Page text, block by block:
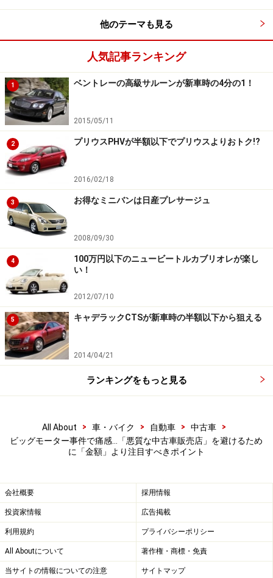
示が義務づけられるからです。これにより、消費者は最
初から「支払総額」だけで比較して中古車を選べるよう
になります。
また、販売店によってばらばらだった諸費用の内容も、
自動車公正取引協議会（公取協）により、これは車両本
体価格に含めろ、これは支払総額とは別にして消費者に
必要かどうか確認しろ、など細かく定められています。
つまり販売店は、見た目（車両本体価格）を下げておい
て消費者を引きつけ、内容のよくわからない諸費用で儲
ける、ということができなくなります。
ただし、経費と利益をどれだけ乗せるかといった値付け
や、この代行費用はこれくらい必要だという考え方は、
相変わらず販売店によって異なります。
このように、中古車の価格は販売店が決める部分が多い
のです。だからこそ「中古車選びはお店選び」というわ
けです。
「信頼できる販売店」を見つけるために
そもそも、中古車販売を含め、商売で最も大切なのは
の車は不当に高いんじゃないか」「事故車なんじゃない
か」などと疑われていては売れません。
にじった悪質な例ですが、当然それとは違い、まっとう
な商売をしている中古車販売店も多いのです。
そんな「信頼できる販売店」を見つけるためには、「複
数店に行って見積もりをもらい、比較検討する」ことを
他のテーマも見る
人気記事ランキング
1 ベントレーの高級サルーンが新車時の4分の1！
2015/05/11
2 プリウスPHVが半額以下でプリウスよりおトク!?
2016/02/18
3 お得なミニバンは日産プレサージュ
2008/09/30
4
100万円以下のニュービートルカブリオレが楽し
い！
2012/07/10
5 キャデラックCTSが新車時の半額以下から狙える
2014/04/21
ランキングをもっと見る
All About > 車・バイク > 自動車 > 中古車
>
ビッグモーター事件で痛感…「悪質な中古車販売店」を避けるため
に「金額」より注目すべきポイント
会社概要 採用情報
投資家情報 広告掲載
利用規約 プライバシーポリシー
All Aboutについて 著作権・商標・免責
当サイトの情報についての注意 サイトマップ